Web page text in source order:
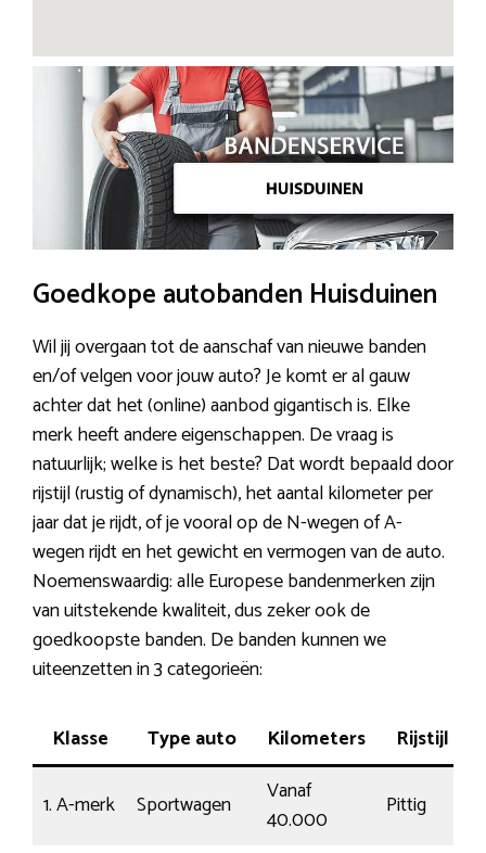
Goedkope autobanden Huisduinen
Wil jij overgaan tot de aanschaf van nieuwe banden
en/of velgen voor jouw auto? Je komt er al gauw
achter dat het (online) aanbod gigantisch is. Elke
merk heeft andere eigenschappen. De vraag is
natuurlijk; welke is het beste? Dat wordt bepaald door
rijstijl (rustig of dynamisch), het aantal kilometer per
jaar dat je rijdt, of je vooral op de N-wegen of A-
wegen rijdt en het gewicht en vermogen van de auto.
Noemenswaardig: alle Europese bandenmerken zijn
van uitstekende kwaliteit, dus zeker ook de
goedkoopste banden. De banden kunnen we
uiteenzetten in 3 categorieën:
Klasse Type auto Kilometers Rijstijl
1. A-merk Sportwagen
Vanaf
40.000
Pittig